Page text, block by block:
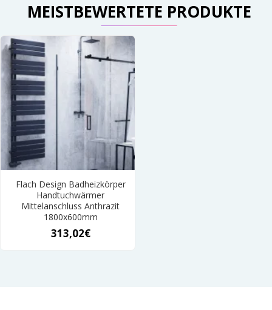
MEISTBEWERTETE PRODUKTE
Flach Design Badheizkörper
Handtuchwärmer
Mittelanschluss Anthrazit
1800x600mm
313,02€